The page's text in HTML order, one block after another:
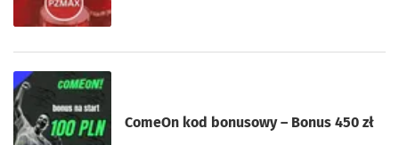
ComeOn kod bonusowy – Bonus 450 zł